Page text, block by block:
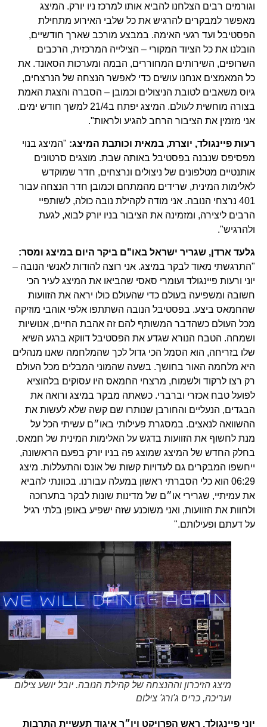
וגורמים רבים הצלחנו להביא אותו למרכז ניו יורק. המיצג
מאפשר למבקרים להרגיש את כל שלבי האירוע מתחילת
הפסטיבל ועד רגעי האימה. במבצע מורכב שארך חודשיים,
הובלנו את כל הציוד המקורי – הצילייה המרכזית, הרכבים
השרופים, השירותים המחוררים, הבמה ומערכות הסאונד. את
כל המאמצים אנחנו עושים כדי לאפשר הנצחה של הנרצחים,
גיוס משאבים לטובת הניצולים וכמובן – הסברה והצגת האמת
בצורה מוחשית לעולם. המיצג יפתח ב21/4 למשך חודש ימים.
אני מזמין את הציבור הרחב להגיע ולראות".
רעות פיינגולד, יוצרת, במאית וכותבת המיצג:"המיצג בנוי
מפסיפס שנבנה בפסטיבל באותה שבת. מוצגים סרטונים
אותנטיים מטלפונים של ניצולים ונרצחים, חדר שמוקדש
לאלימות המינית, שרידים מהמתחם וכמובן חדר הנצחה עבור
401 נרצחי הנובה. אני מודה לקהילת נובה כולה, לשותפיי
הרבים ליצירה, ומזמינה את הציבור בניו יורק לבוא, לגעת
ולהרגיש".
גלעד ארדן, שגריר ישראל באו"ם ביקר היום במיצג ומסר:
"התרגשתי מאוד לבקר במיצג. אני רוצה להודות לאנשי הנובה –
יוני ורעות פיינגולד ועומרי סאסי שהביאו את המיצג לעיר הכי
חשובה ומשפיעה בעולם כדי שהעולם כולו יראה את הזוועות
שהחמאס ביצע. בפסטיבל הנובה השתתפו אלפי אוהבי מוזיקה
מכל העולם כשהדבר המשותף להם זה אהבת החיים, אנושיות
ושמחה. הטבח הנורא שגדע את הפסטיבל דווקא ברגע השיא
שלו בזריחה, הוא הסמל הכי גדול לכך שהמלחמה שאנו מנהלים
היא מלחמה האור בחושך. בשעה שהמוני המבלים מכל העולם
רק רצו לרקוד ולשמוח, מרצחי החמאס היו עסוקים בלהוציא
לפועל טבח אכזרי וברברי. כשאתה מבקר במיצג ורואה את
הבגדים, הנעליים והחורבן שנותרו שם קשה שלא לעשות את
ההשוואה לנאצים. במסגרת פעילותי באו״ם עשיתי הכל על
מנת לחשוף את הזוועות בדגש על האלימות המינית של חמאס.
בחלק החדש של המיצג שמוצג פה בניו יורק בפעם הראשונה,
ייחשפו המבקרים גם לעדויות קשות של אונס והתעללות. מיצג
06:29 הוא כלי הסברתי ראשון במעלה עבורנו. בכוונתי להביא
את עמיתיי, שגרירי או״ם של מדינות שונות לבקר בתערוכה
ולחוות את הזוועות, ואני משוכנע שזה ישפיע באופן בלתי רגיל
על דעתם ופעילותם."
מיצג הזיכרון וההנצחה של קהילת הנובה. יובל יושע צילום
ועריכה, כריס ג'ורג' צילום
יוני פיינגולד, ראש הפרויקט ויו״ר איגוד תעשיית התרבות